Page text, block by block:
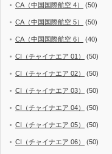
CA（中国国際航空 4） (50)
CA（中国国際航空 5） (50)
CA（中国国際航空 6） (40)
CI（チャイナエア 01） (50)
CI（チャイナエア 02） (50)
CI（チャイナエア 03） (50)
CI（チャイナエア 04） (50)
CI（チャイナエア 05） (50)
CI（チャイナエア 06） (50)